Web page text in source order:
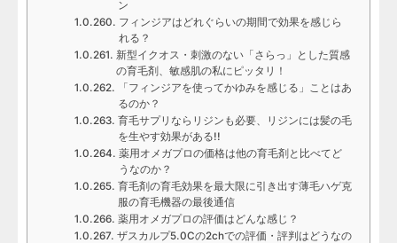
ン
フィンジアはどれぐらいの期間で効果を感じら
れる？
新型イクオス・刺激のない「さらっ」とした質感
の育毛剤、敏感肌の私にピッタリ！
「フィンジアを使ってかゆみを感じる」ことはあ
るのか？
育毛サプリならリジンも必要、リジンには髪の毛
を生やす効果がある!!
薬用オメガプロの価格は他の育毛剤と比べてど
うなのか？
育毛剤の育毛効果を最大限に引き出す薄毛ハゲ克
服の育毛機器の最後通信
薬用オメガプロの評価はどんな感じ？
ザスカルプ5.0Cの2chでの評価・評判はどうなの